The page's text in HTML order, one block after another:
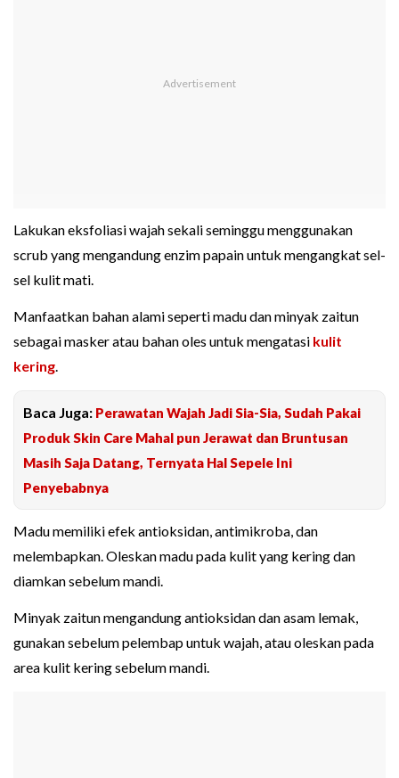
Lakukan eksfoliasi wajah sekali seminggu menggunakan
scrub yang mengandung enzim papain untuk mengangkat sel-
sel kulit mati.
Manfaatkan bahan alami seperti madu dan minyak zaitun
sebagai masker atau bahan oles untuk mengatasi kulit
kering.
Baca Juga: Perawatan Wajah Jadi Sia-Sia, Sudah Pakai
Produk Skin Care Mahal pun Jerawat dan Bruntusan
Masih Saja Datang, Ternyata Hal Sepele Ini
Penyebabnya
Madu memiliki efek antioksidan, antimikroba, dan
melembapkan. Oleskan madu pada kulit yang kering dan
diamkan sebelum mandi.
Minyak zaitun mengandung antioksidan dan asam lemak,
gunakan sebelum pelembap untuk wajah, atau oleskan pada
area kulit kering sebelum mandi.